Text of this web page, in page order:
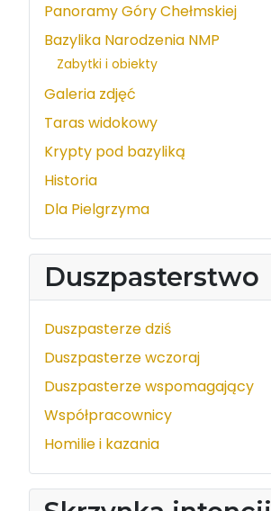
Panoramy Góry Chełmskiej
Bazylika Narodzenia NMP
Zabytki i obiekty
Galeria zdjęć
Taras widokowy
Krypty pod bazyliką
Historia
Dla Pielgrzyma
Duszpasterstwo
Duszpasterze dziś
Duszpasterze wczoraj
Duszpasterze wspomagający
Współpracownicy
Homilie i kazania